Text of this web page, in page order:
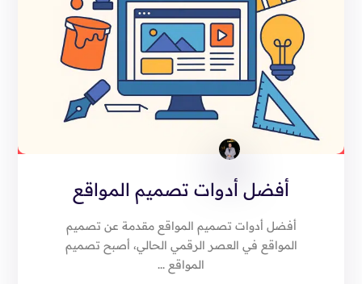
أفضل أدوات تصميم المواقع
أفضل أدوات تصميم المواقع مقدمة عن تصميم
المواقع في العصر الرقمي الحالي، أصبح تصميم
المواقع ...